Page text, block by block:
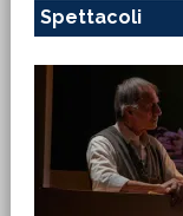
Spettacoli